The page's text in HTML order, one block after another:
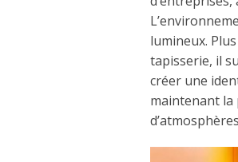
lumineux.
tapisserie, il
créer une
maintenant la